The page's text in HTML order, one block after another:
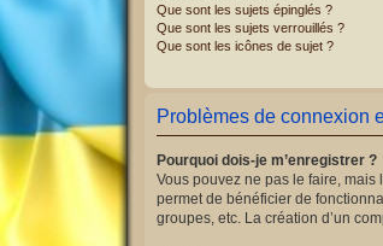
Que sont les sujets épinglés ?
Que sont les sujets verrouillés ?
Que sont les icônes de sujet ?
Problèmes de connexion
Pourquoi dois-je m’enregistrer ?
Vous pouvez ne pas le faire, mais
permet de bénéficier de
groupes, etc. La création d’un